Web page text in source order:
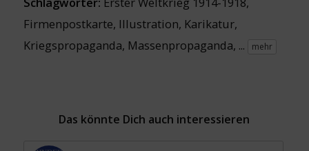
Firmenpostkarte, Illustration, Karikatur,
Kriegspropaganda, Massenpropaganda, ... mehr
Das könnte Dich auch interessieren